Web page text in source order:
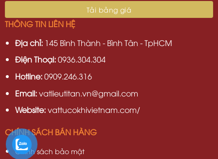
THÔNG TIN LIÊN HỆ
Địa chỉ:145 Bình Thành - Bình Tân - TpHCM
Điện Thoại:0936.304.304
Hotline:0909.246.316
Email:vatlieutitan.vn@gmail.com
Website:vattucokhivietnam.com/
CHÍNH SÁCH BÁN HÀNG
Chính sách bảo mật